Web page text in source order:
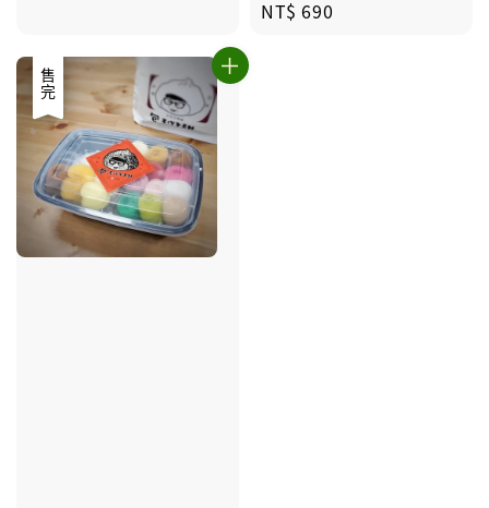
Regular
NT$ 690
優惠
售完